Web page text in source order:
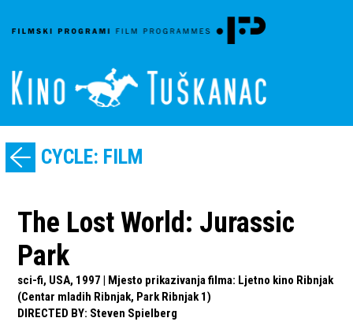
CYCLE: FILM
The Lost World: Jurassic
Park
sci-fi, USA, 1997 | Mjesto prikazivanja filma: Ljetno kino Ribnjak
(Centar mladih Ribnjak, Park Ribnjak 1)
DIRECTED BY: Steven Spielberg